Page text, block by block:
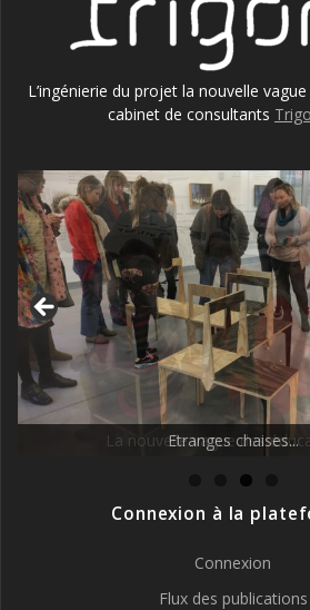
L’ingénierie du projet la nouvelle
cabinet de consultants
La nouvelle vague des
Connexion à la
Connexion
Flux des publications